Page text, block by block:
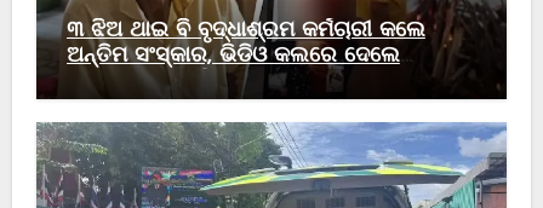
୩ ଝିଅ ଥାଇ ବି ବୃଦ୍ଧାଶ୍ରମ କର୍ମଚାରୀ କଲେ
ଅନ୍ତିମ ସଂସ୍କାର, ଭିଡିଓ କଲରେ ଦେଲେ
ବାପାଙ୍କୁ ଶେଷ ବିଦାୟ